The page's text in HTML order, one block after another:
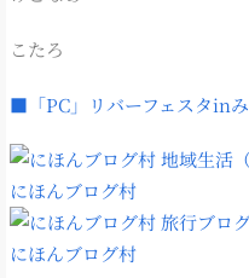
こたろ
■「PC」リバーフェスタin
にほんブログ村
にほんブログ村